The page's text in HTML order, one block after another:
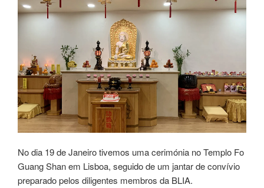
No dia 19 de Janeiro tivemos uma cerimónia no Templo Fo
Guang Shan em Lisboa, seguido de um jantar de convívio
preparado pelos diligentes membros da BLIA.